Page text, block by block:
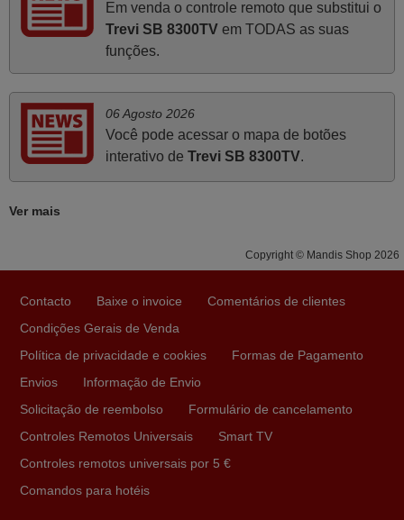
Abril 2025
O comando veio bem embrulhado e protegido. Fez logo a
emparelhamento com a televisão, sem problemas.
Funciona na perfeição. Recomendo vivamente este
Bom dia. Estou extremamente satisfeita com o comando
e seu funcionamento perfeito, a rapidez na entrega e a
vossa eficiência no processo. Gostaria de salientar que
como usar o comando sem usar por marca mas
passando pelos códigos. Ninguém em loja nenhuma me
tinha explicado como funcionar. Apenas diziam que
tinham comandos universais mas podiam não funcionar.
Em venda o controle remoto que substitui o
Trevi SB 8300TVem TODAS as suas
funções.
06 Agosto 2026
Você pode acessar o mapa de botões
interativo de Trevi SB 8300TV.
Ver mais
Copyright © Mandis Shop 2026
Contacto Baixe o invoice
Comentários de clientes
Condições Gerais de Venda
Política de privacidade e cookies
Formas de Pagamento
Envios
Informação de Envio
Solicitação de reembolso
Formulário de cancelamento
Controles Remotos Universais
Smart TV
Controles remotos universais por 5 €
Comandos para hotéis